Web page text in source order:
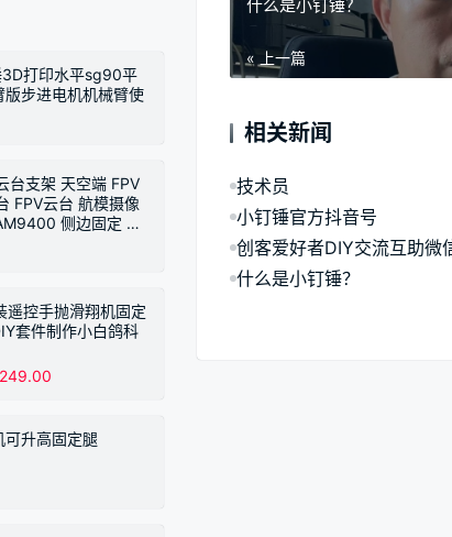
什么是小钉锤？
« 上一篇
相关新闻
技术员
小钉锤官方抖音号
创客爱好者DIY交流互助微
什么是小钉锤？
3D打印水平sg90平
版步进电机机械臂使
台支架 天空端 FPV
FPV云台 航模摄像
侧边固定 不
遥控手抛滑翔机固定
套件制作小白鸽科
249.00
围：
可升高固定腿